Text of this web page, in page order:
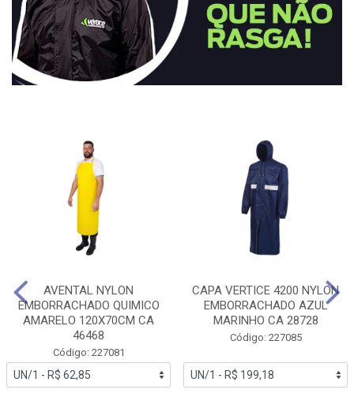
AVENTAL NYLON
EMBORRACHADO QUIMICO
AMARELO 120X70CM CA
46468
Código: 227081
CAPA VERTICE 4200 NYLON
EMBORRACHADO AZUL
MARINHO CA 28728
Código: 227085